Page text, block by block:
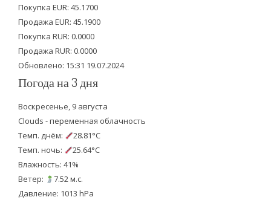
e
r
o
o
k
b
e
Покупка EUR: 45.1700
Продажа EUR: 45.1900
Покупка RUR: 0.0000
Продажа RUR: 0.0000
Обновлено: 15:31 19.07.2024
Погода на 3 дня
Воскресенье, 9 августа
Clouds - переменная облачность
Темп. днём:
28.81°C
Темп. ночь:
25.64°C
Влажность: 41%
Ветер:
7.52 м.с.
Давление: 1013 hPa